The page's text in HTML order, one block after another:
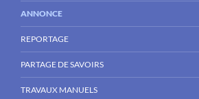
ANNONCE
REPORTAGE
PARTAGE DE SAVOIRS
TRAVAUX MANUELS